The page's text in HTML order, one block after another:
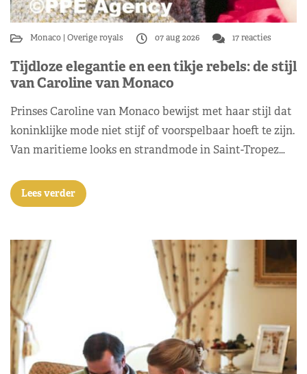
Monaco Overige royals 07 aug 2026 17 reacties
Tijdloze elegantie en een tikje rebels: de stijl
van Caroline van Monaco
Prinses Caroline van Monaco bewijst met haar stijl dat
koninklijke mode niet stijf of voorspelbaar hoeft te zijn.
Van maritieme looks en strandmode in Saint-Tropez…
Lees verder